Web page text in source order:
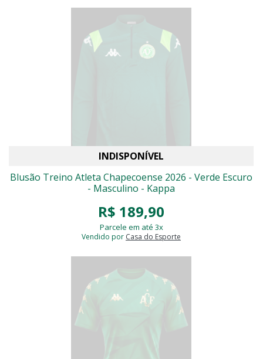
INDISPONÍVEL
Blusão Treino Atleta Chapecoense 2026 - Verde Escuro
- Masculino - Kappa
R$ 189,90
Parcele em até 3x
Vendido por Casa do Esporte